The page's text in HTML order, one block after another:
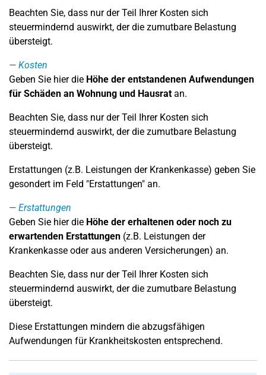
Beachten Sie, dass nur der Teil Ihrer Kosten sich
steuermindernd auswirkt, der die zumutbare Belastung
übersteigt.
Kosten
Geben Sie hier die Höhe der entstandenen Aufwendungen
für Schäden an Wohnung und Hausratan.
Beachten Sie, dass nur der Teil Ihrer Kosten sich
steuermindernd auswirkt, der die zumutbare Belastung
übersteigt.
Erstattungen (z.B. Leistungen der Krankenkasse) geben Sie
gesondert im Feld "Erstattungen" an.
Erstattungen
Geben Sie hier die Höhe der erhaltenen oder noch zu
erwartenden Erstattungen (z.B. Leistungen der
Krankenkasse oder aus anderen Versicherungen) an.
Beachten Sie, dass nur der Teil Ihrer Kosten sich
steuermindernd auswirkt, der die zumutbare Belastung
übersteigt.
Diese Erstattungen mindern die abzugsfähigen
Aufwendungen für Krankheitskosten entsprechend.